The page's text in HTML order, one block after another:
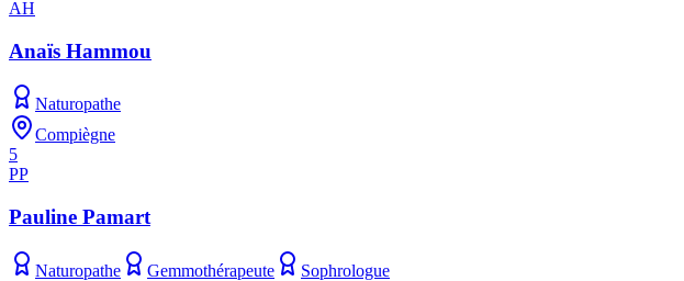
AH
Anaïs Hammou
Naturopathe
Compiègne
5
PP
Pauline Pamart
Naturopathe Gemmothérapeute
Sophrologue